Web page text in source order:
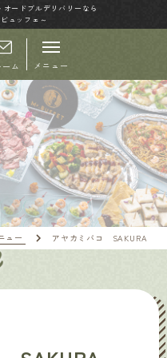
ードブルデリバリーなら
ュッフェ～
ーム メニュー
ュー アヤカミバコ SAKURA